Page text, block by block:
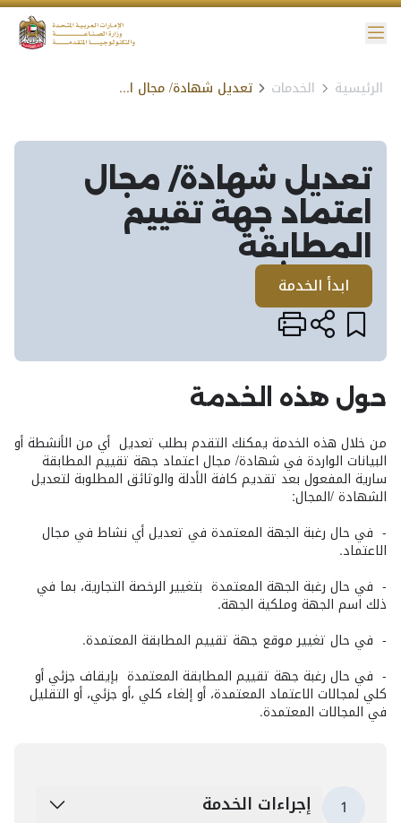
الوصول
الرئيسية الخدمات تعديل شهادة/ مجال اعتماد جهة تقييم المطابقة​
تعديل شهادة/ مجال
اعتماد جهة تقييم
المطابقة​
ابدأ الخدمة
حول هذه الخدمة
من خلال هذه الخدمة يمكنك التقدم بطلب تعديل أي من الأنشطة أو
البيانات الواردة في شهادة/ مجال اعتماد جهة تقييم المطابقة
سارية المفعول بعد تقديم كافة الأدلة والوثائق المطلوبة لتعديل
الشهادة /المجال:
- في حال رغبة الجهة المعتمدة في تعديل أي نشاط في مجال
الاعتماد.
- في حال رغبة الجهة المعتمدة بتغيير الرخصة التجارية، بما في
ذلك اسم الجهة وملكية الجهة.
- في حال تغيير موقع جهة تقييم المطابقة المعتمدة.
- في حال رغبة جهة تقييم المطابقة المعتمدة بإيقاف جزئي أو
كلي لمجالات الاعتماد المعتمدة، أو إلغاء كلي ،أو جزئي، أو التقليل
في المجالات المعتمدة.
1 إجراءات الخدمة